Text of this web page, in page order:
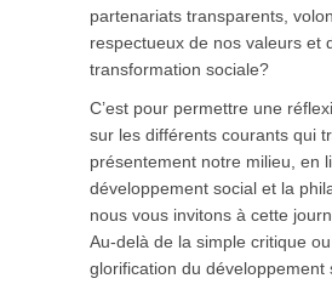
partenariats transparents,
respectueux de nos valeurs et
transformation sociale?
C’est pour permettre une
sur les différents courants qui
présentement notre milieu, en
développement social et la
nous vous invitons à cette
Au-delà de la simple critique
glorification du développement